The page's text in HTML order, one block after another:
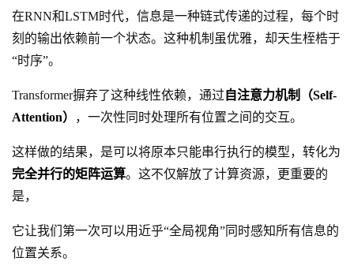
在RNN和LSTM时代，信息是一种链式传递的过程，每个时
刻的输出依赖前一个状态。这种机制虽优雅，却天生桎梏于
“时序”。
Transformer摒弃了这种线性依赖，通过 自注意力机制（Self-
Attention）
，一次性同时处理所有位置之间的交互。
这样做的结果，是可以将原本只能串行执行的模型，转化为
完全并行的矩阵运算。这不仅解放了计算资源，更重要的
是，
它让我们第一次可以用近乎“全局视角”同时感知所有信息的
位置关系。